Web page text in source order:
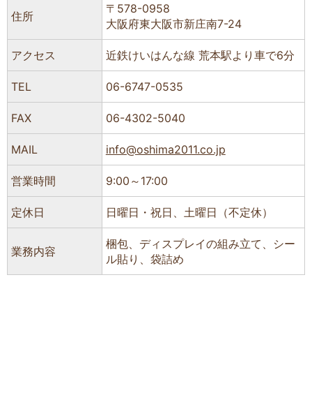
住所
〒578-0958
大阪府東大阪市新庄南7-24
アクセス 近鉄けいはんな線 荒本駅より車で6分
TEL 06-6747-0535
FAX 06-4302-5040
MAIL info@oshima2011.co.jp
営業時間 9:00～17:00
定休日 日曜日・祝日、土曜日（不定休）
業務内容
梱包、ディスプレイの組み立て、シー
ル貼り、袋詰め